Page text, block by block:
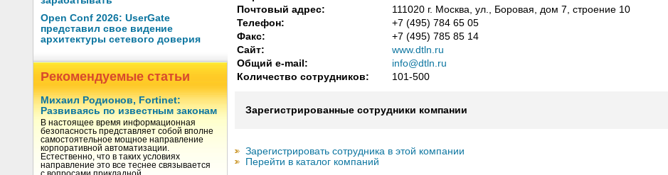
Open Conf 2026: UserGate
представил свое видение
архитектуры сетевого доверия
Рекомендуемые статьи
Михаил Родионов, Fortinet:
Развиваясь по известным законам
В настоящее время информационная
безопасность представляет собой вполне
самостоятельное мощное направление
корпоративной автоматизации.
Естественно, что в таких условиях
направление это все теснее связывается
Почтовый адрес:
111020 г. Москва, ул., Боровая, дом 7, строение 10
Телефон:
+7 (495) 784 65 05
Факс:
+7 (495) 785 85 14
Сайт:
www.dtln.ru
Общий e-mail:
info@dtln.ru
Количество сотрудников:
101-500
Зарегистрированные сотрудники компании
Зарегистрировать сотрудника в этой компании
Перейти в каталог компаний